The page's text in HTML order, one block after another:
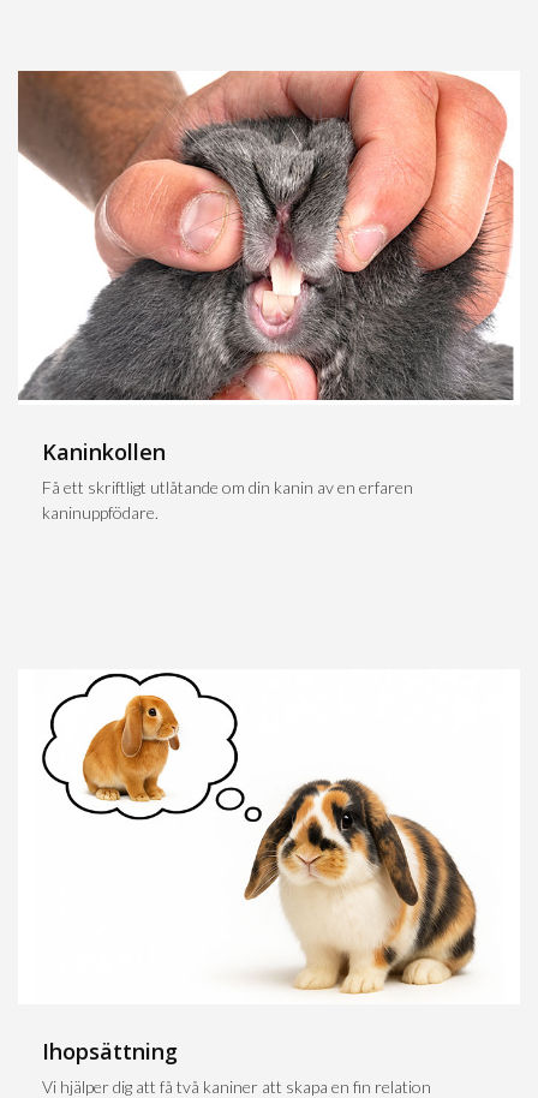
Kaninkollen
Få ett skriftligt utlåtande om din kanin av en erfaren
kaninuppfödare.
Ihopsättning
Vi hjälper dig att få två kaniner att skapa en fin relation